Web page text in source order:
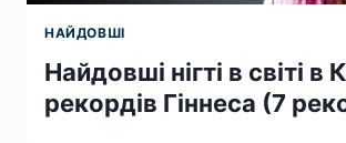
НАЙДОВШІ
Найдовші нігті в світі в
рекордів Гіннеса (7